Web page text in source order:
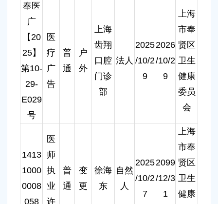
奉医
广
【20
25】
第10-
29-
E029
号
医
疗
广
告
普
通
户
外
上海
齿翔
口腔
门诊
部
法人
2025
/10/2
9
2026
/10/2
9
上海
市奉
贤区
卫生
健康
委员
会
1413
1000
0008
058
医
师
执
业
许
普
通
变
更
徐海
东
自然
人
2025
/10/2
7
2099
/12/3
1
上海
市奉
贤区
卫生
健康